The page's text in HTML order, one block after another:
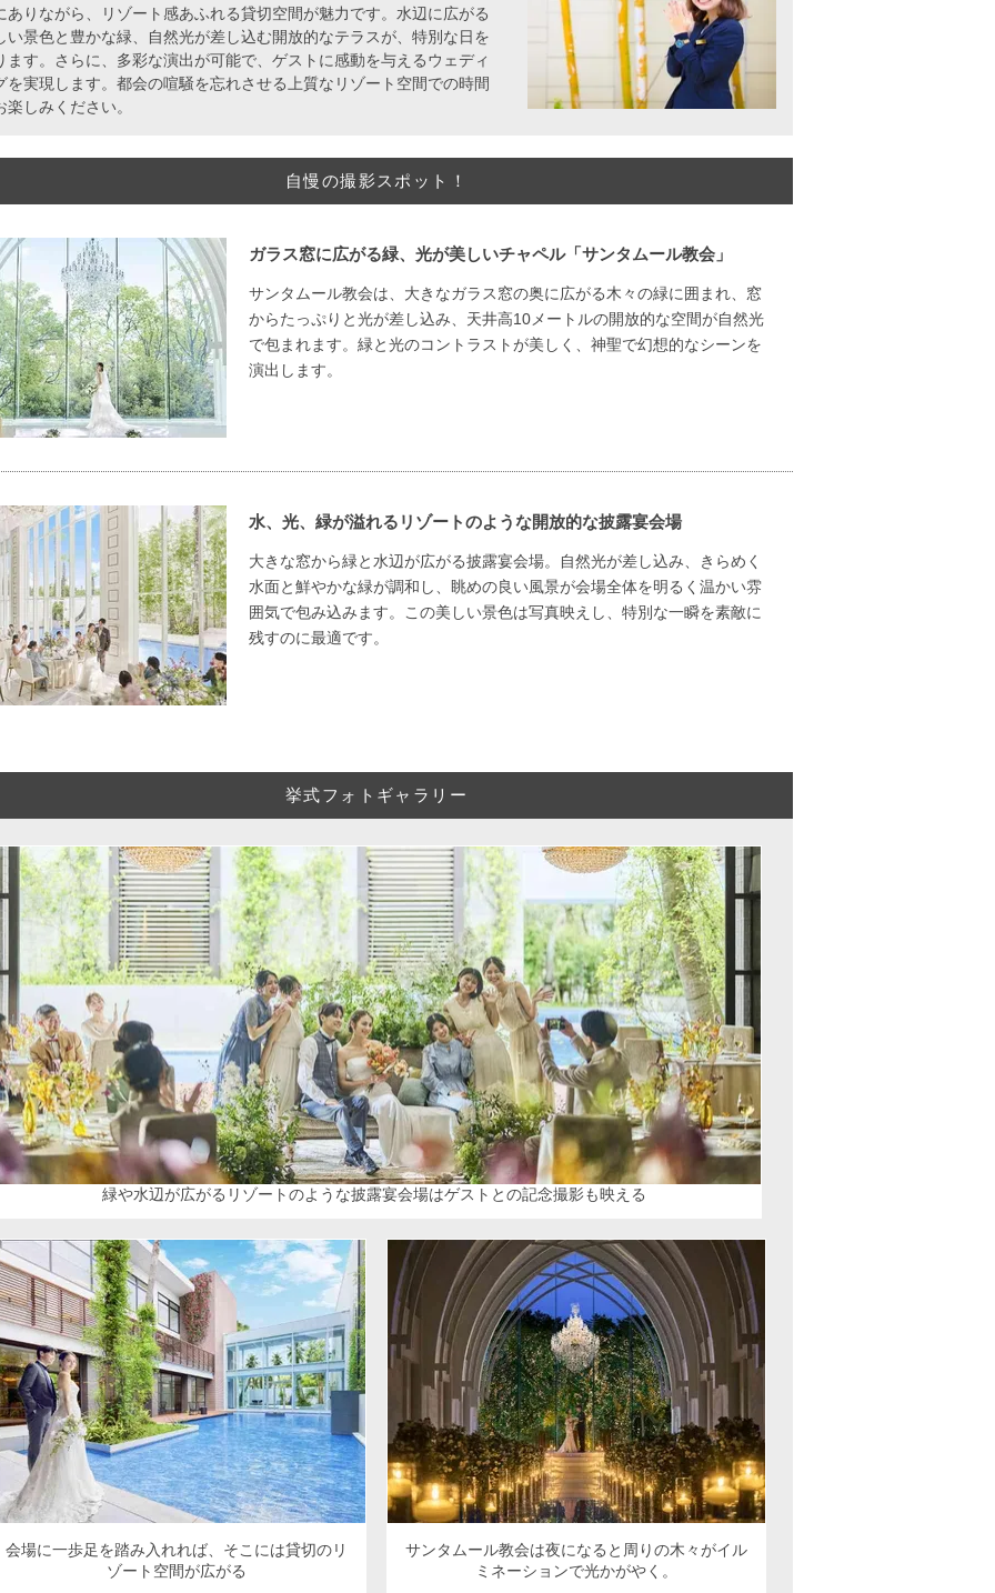
ありながら、リゾート感あふれる貸切空間が魅力です。水辺に広がる
い景色と豊かな緑、自然光が差し込む開放的なテラスが、特別な日を
ます。さらに、多彩な演出が可能で、ゲストに感動を与えるウェディ
を実現します。都会の喧騒を忘れさせる上質なリゾート空間での時間
楽しみください。
自慢の撮影スポット！
ガラス窓に広がる緑、光が美しいチャペル「サンタムール教会」
サンタムール教会は、大きなガラス窓の奥に広がる木々の緑に囲まれ、窓
からたっぷりと光が差し込み、天井高10メートルの開放的な空間が自然光
で包まれます。緑と光のコントラストが美しく、神聖で幻想的なシーンを
演出します。
水、光、緑が溢れるリゾートのような開放的な披露宴会場
大きな窓から緑と水辺が広がる披露宴会場。自然光が差し込み、きらめく
水面と鮮やかな緑が調和し、眺めの良い風景が会場全体を明るく温かい雰
囲気で包み込みます。この美しい景色は写真映えし、特別な一瞬を素敵に
残すのに最適です。
挙式フォトギャラリー
緑や水辺が広がるリゾートのような披露宴会場はゲストとの記念撮影も映える
会場に一歩足を踏み入れれば、そこには貸切のリ
ゾート空間が広がる
サンタムール教会は夜になると周りの木々がイル
ミネーションで光かがやく。